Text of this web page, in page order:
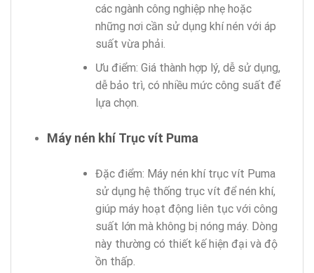
các ngành công nghiệp nhẹ hoặc
những nơi cần sử dụng khí nén với áp
suất vừa phải.
Ưu điểm: Giá thành hợp lý, dễ sử dụng,
dễ bảo trì, có nhiều mức công suất để
lựa chọn.
Máy nén khí Trục vít Puma
Đặc điểm: Máy nén khí trục vít Puma
sử dụng hệ thống trục vít để nén khí,
giúp máy hoạt động liên tục với công
suất lớn mà không bị nóng máy. Dòng
này thường có thiết kế hiện đại và độ
ồn thấp.